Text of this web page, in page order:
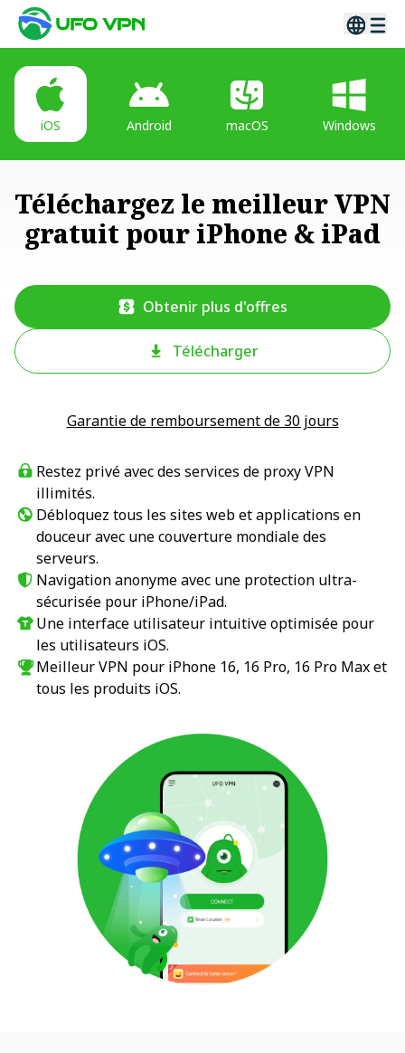
iOS Android macOS Windows
Téléchargez le meilleur VPN
gratuit pour iPhone & iPad
Restez privé avec des services de proxy VPN
illimités.
Débloquez tous les sites web et applications en
douceur avec une couverture mondiale des
serveurs.
Navigation anonyme avec une protection ultra-
sécurisée pour iPhone/iPad.
Une interface utilisateur intuitive optimisée pour
les utilisateurs iOS.
Meilleur VPN pour iPhone 16, 16 Pro, 16 Pro Max et
tous les produits iOS.
Obtenir plus d'offres
Télécharger
Garantie de remboursement de 30 jours